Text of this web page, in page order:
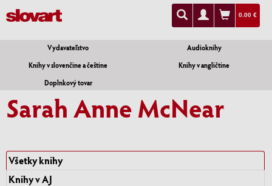
0.00 €
Vydavateľstvo
Audioknihy
Knihy v slovenčine a češtine
Knihy v angličtine
Doplnkový tovar
Sarah Anne McNear
Všetky knihy
Knihy v AJ